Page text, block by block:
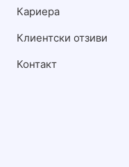
Кариера
Клиентски отзиви
Контакт